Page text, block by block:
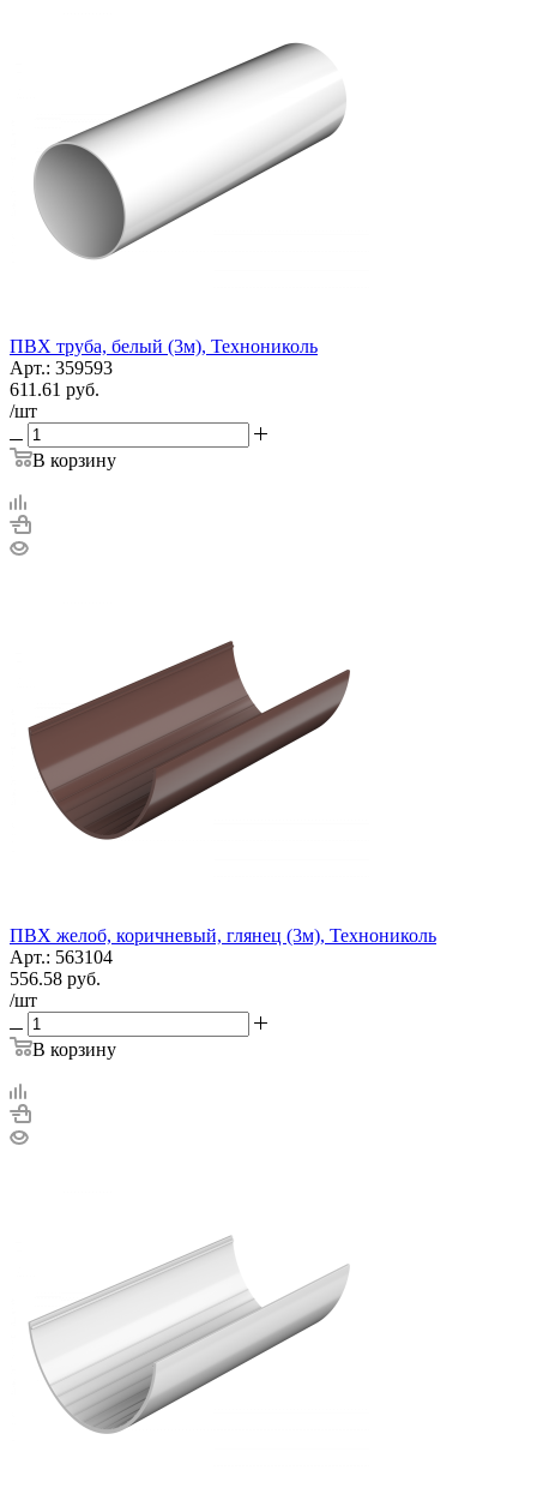
ПВХ труба, белый (3м), Технониколь
Арт.: 359593
611.61 руб.
/шт
В корзину
ПВХ желоб, коричневый, глянец (3м), Технониколь
Арт.: 563104
556.58 руб.
/шт
В корзину